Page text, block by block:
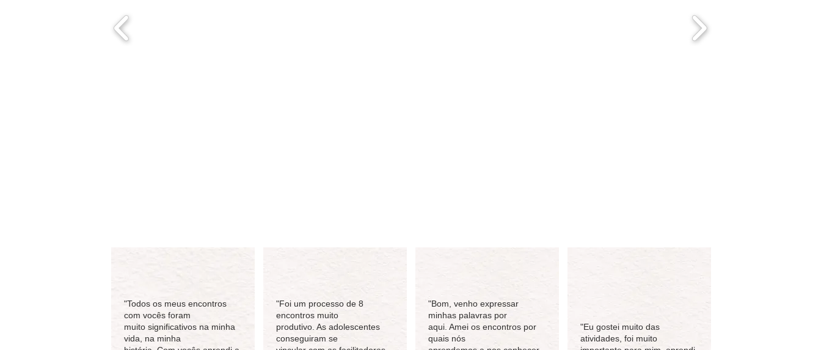
"Todos os meus encontros
com vocês foram
muito significativos na minha
vida, na minha
"Foi um processo de 8
encontros muito
produtivo. As adolescentes
conseguiram se
"Bom, venho expressar
minhas palavras por
aqui. Amei os encontros por
quais nós
"Eu gostei muito das
atividades, foi muito